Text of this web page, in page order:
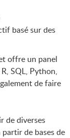
basé sur des
offre un panel
SQL, Python,
de faire
de diverses
de bases de